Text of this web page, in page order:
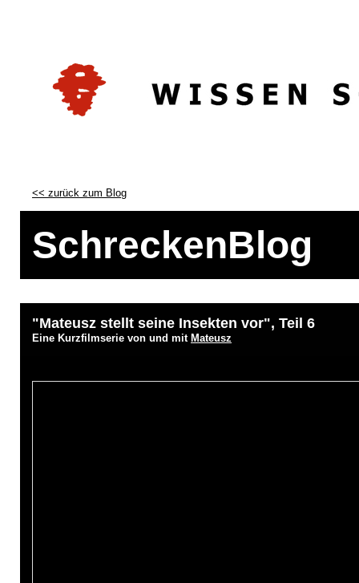
<< zurück zum Blog
SchreckenBlog
"Mateusz stellt seine Insekten vor", Teil 6
Eine Kurzfilmserie von und mit Mateusz